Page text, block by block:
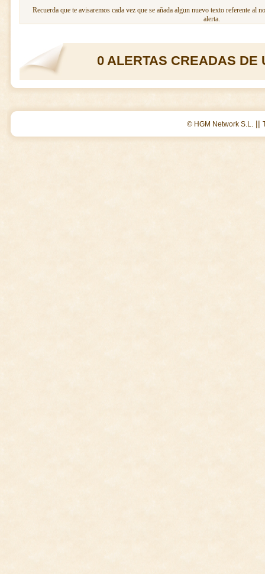
Recuerda que te avisaremos cada vez que se añada algun nuevo texto referente al
alerta.
0 ALERTAS CREADAS DE
© HGM Network S.L. ||